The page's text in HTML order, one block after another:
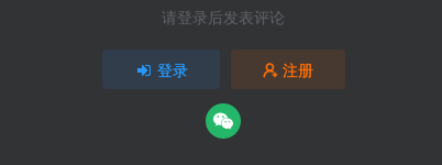
请登录后发表评论
登录 注册